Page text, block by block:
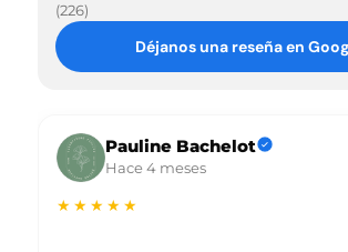
(226)
Déjanos una reseña en
Pauline Bachelot
Hace 4 meses
★★★★★